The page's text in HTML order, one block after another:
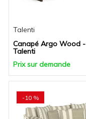
Talenti
Canapé Argo Wood -
Talenti
Prix sur demande
-10 %